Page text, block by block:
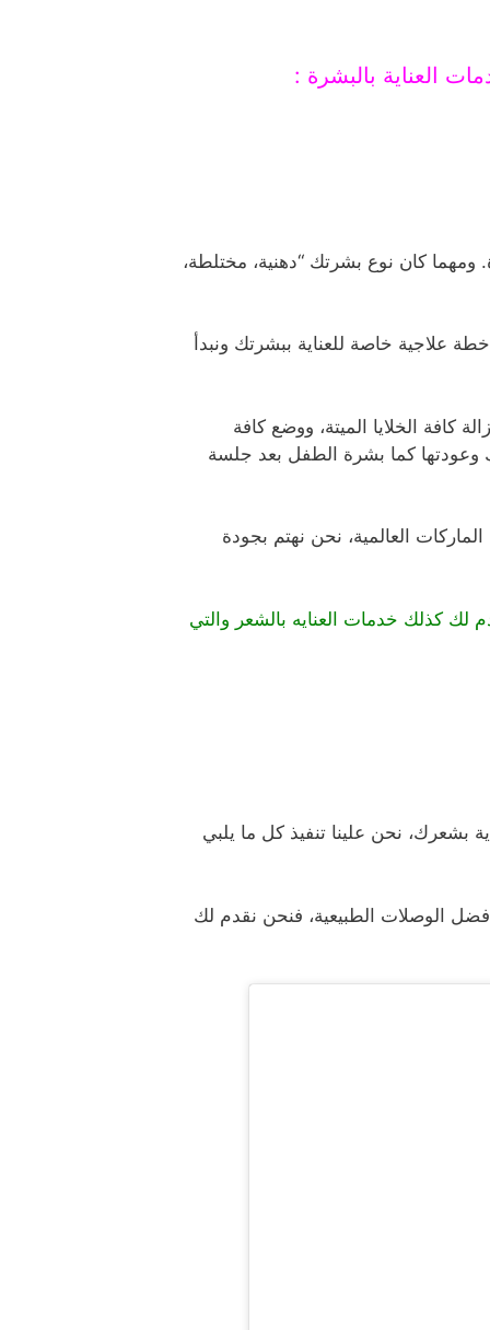
العناية بالبشرة :
ومهما كان نوع بشرتك “دهنية، مختلطة،
علاجية خاصة للعناية ببشرتك ونبدأ
الخلايا الميتة، ووضع كافة
وعودتها كما بشرة الطفل بعد جلسة
العالمية، نحن نهتم بجودة
لك كذلك خدمات العنايه بالشعر والتي
بشعرك، نحن علينا تنفيذ كل ما يلبي
الوصلات الطبيعية، فنحن نقدم لك